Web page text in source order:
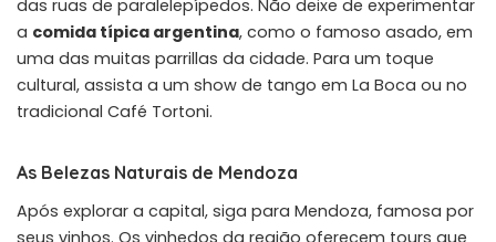
das ruas de paralelepípedos. Não deixe de experimentar
a comida típica argentina, como o famoso asado, em
uma das muitas parrillas da cidade. Para um toque
cultural, assista a um show de tango em La Boca ou no
tradicional Café Tortoni.
As Belezas Naturais de Mendoza
Após explorar a capital, siga para Mendoza, famosa por